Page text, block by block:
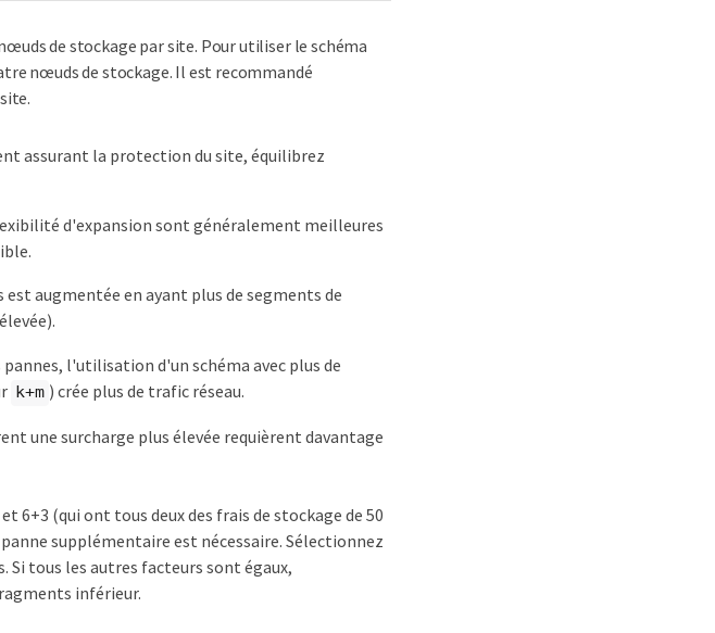
de stockage par site. Pour utiliser le schéma
nœuds de stockage. Il est recommandé
assurant la protection du site, équilibrez
d'expansion sont généralement meilleures
est augmentée en ayant plus de segments de
l'utilisation d'un schéma avec plus de
k+m ) crée plus de trafic réseau.
une surcharge plus élevée requièrent davantage
6+3 (qui ont tous deux des frais de stockage de 50
supplémentaire est nécessaire. Sélectionnez
Si tous les autres facteurs sont égaux,
inférieur.